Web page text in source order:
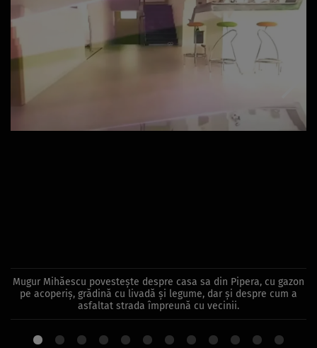
Mugur Mihăescu povestește despre casa sa din Pipera, cu gazon
pe acoperiș, grădină cu livadă și legume, dar și despre cum a
asfaltat strada împreună cu vecinii.